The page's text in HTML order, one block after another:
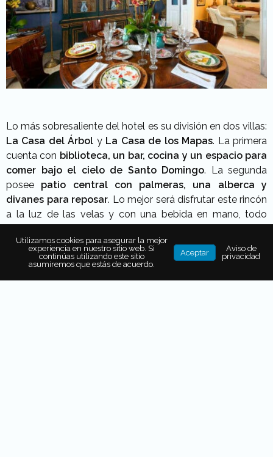
Lo más sobresaliente del hotel es su división en dos villas:
La Casa del Árbol y La Casa de los Mapas. La primera
cuenta con biblioteca, un bar, cocina y un espacio para
comer bajo el cielo de Santo Domingo. La segunda
posee patio central con palmeras, una alberca y
divanes para reposar. Lo mejor será disfrutar este rincón
a la luz de las velas y con una bebida en mano, todo
Utilizamos cookies para asegurar la mejor
experiencia en nuestro sitio web. Si
continúas utilizando este sitio
asumiremos que estás de acuerdo.
Aceptar
Aviso de
privacidad